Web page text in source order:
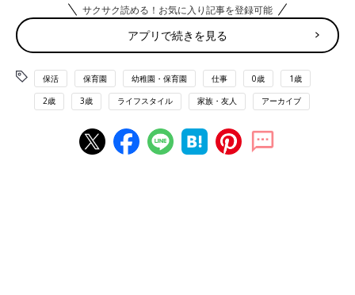
【チェックリスト・比較表の作成】
★認可の申込書類を作るときに、希望順位を決めるのに、複数の
提出しました。
★夫のリサーチ力を活かし、通える範囲の認可外保育園をリスト
アップしてもらいました。見学予約＆見学は、 産休＆育休中の私
が担当しました。
…おお！パパの仕事脳が活かされてます。
サクサク読める！お気に入り記事を登録可能
アプリで続きを見る
保活 保育園 幼稚園・保育園 仕事 0歳 1歳
2歳 3歳 ライフスタイル 家族・友人 アーカイブ